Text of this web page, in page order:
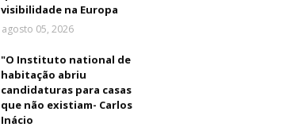
visibilidade na Europa
agosto 05, 2026
"O Instituto national de
habitação abriu
candidaturas para casas
que não existiam- Carlos
Inácio